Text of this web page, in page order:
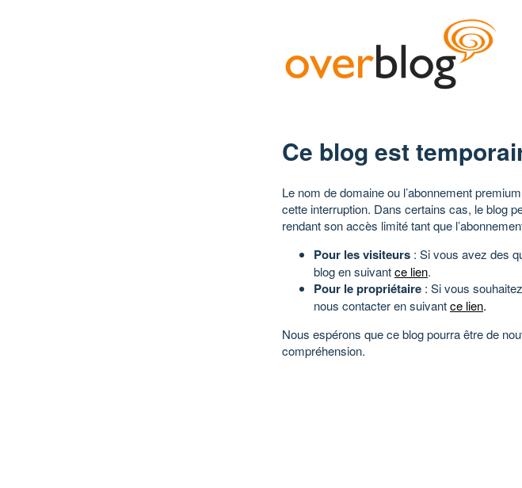
Ce blog est
Le nom de domaine ou l’abonnement
cette interruption. Dans certains cas, le blog
rendant son accès limité tant que
Pour les visiteurs : Si vous avez des
blog en suivantce lien.
Pour le propriétaire : Si vous
nous contacter en suivantce lien.
Nous espérons que ce blog pourra être de
compréhension.